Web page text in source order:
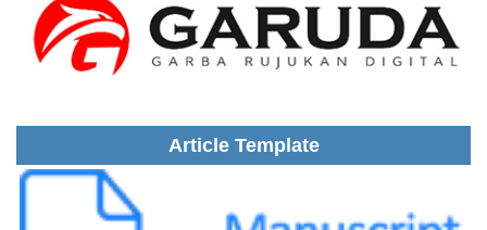
Article Template